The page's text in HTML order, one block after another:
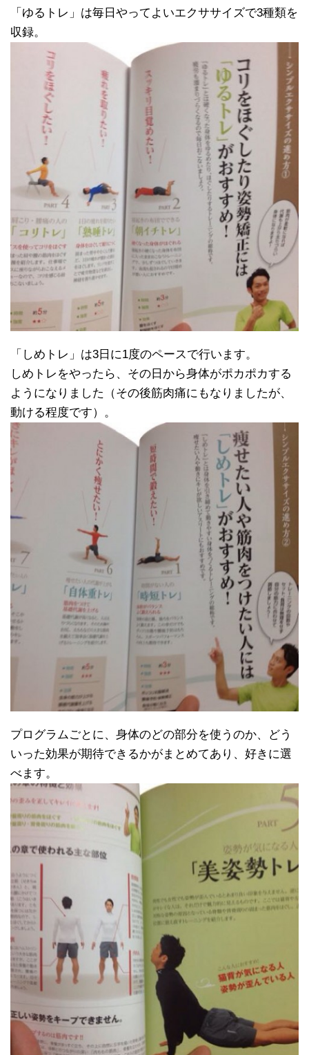
「ゆるトレ」は毎日やってよいエクササイズで3種類を
収録。
「しめトレ」は3日に1度のペースで行います。
しめトレをやったら、その日から身体がポカポカする
ようになりました（その後筋肉痛にもなりましたが、
動ける程度です）。
プログラムごとに、身体のどの部分を使うのか、どう
いった効果が期待できるかがまとめてあり、好きに選
べます。